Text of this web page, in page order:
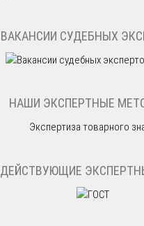
ВАКАНСИИ СУДЕБНЫХ
НАШИ ЭКСПЕРТНЫЕ
Экспертиза товарного
ДЕЙСТВУЮЩИЕ